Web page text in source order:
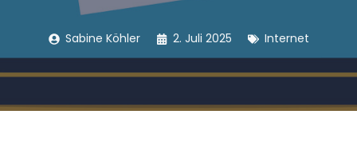
Sabine Köhler 2. Juli 2025 Internet